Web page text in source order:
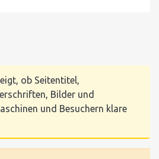
ob Seitentitel,
Bilder und
und Besuchern klare